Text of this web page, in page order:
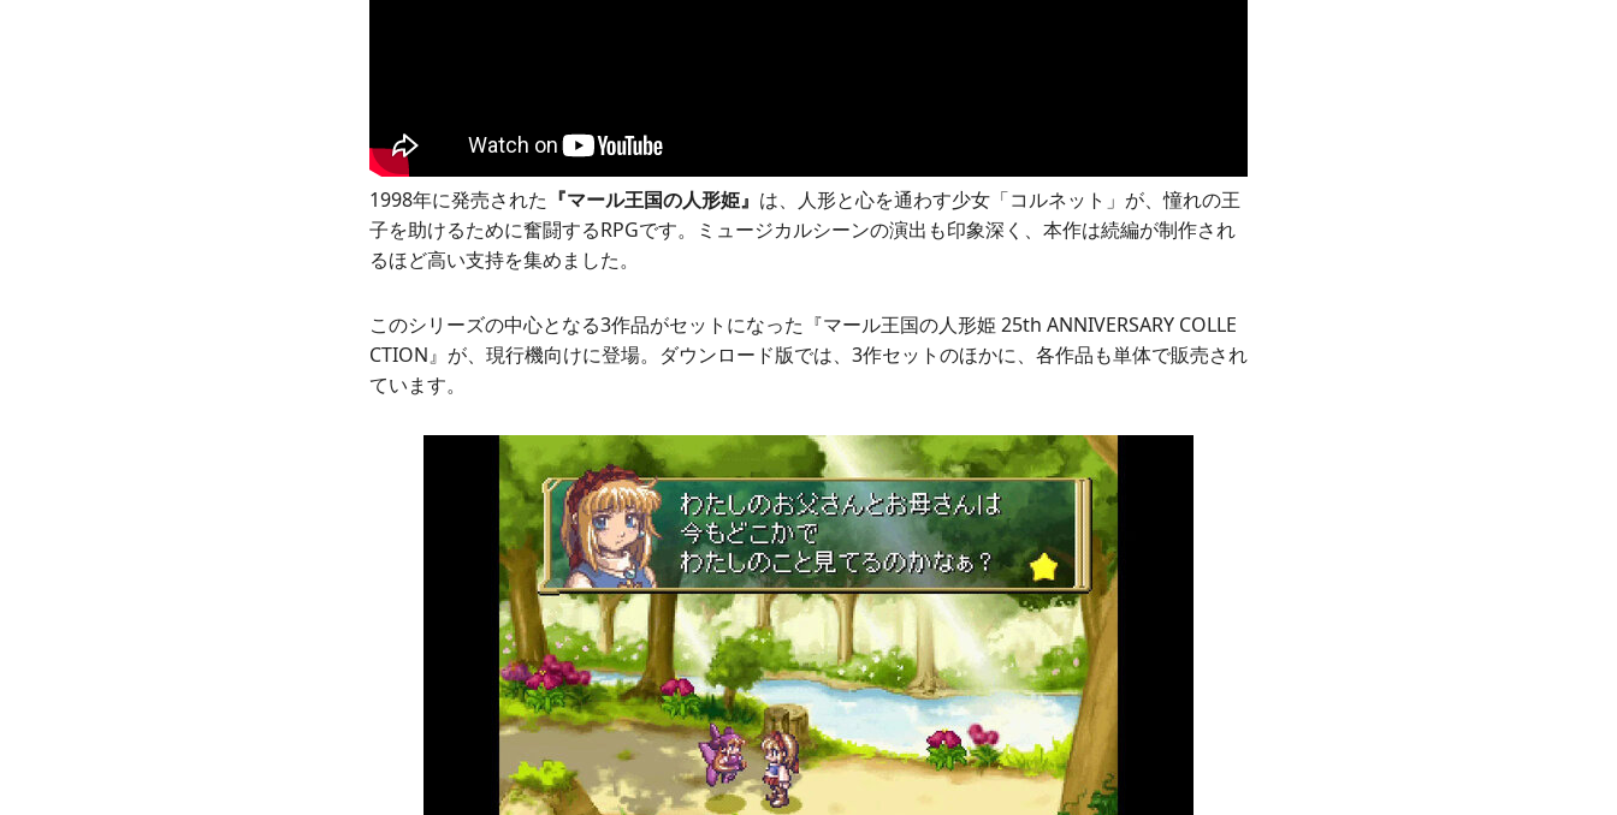
1998年に発売された 『マール王国の人形姫』 は、人形と心を通わす少女「コルネット」が、憧れの王
子を助けるために奮闘するRPGです。ミュージカルシーンの演出も印象深く、本作は続編が制作され
るほど高い支持を集めました。
このシリーズの中心となる3作品がセットになった『マール王国の人形姫 25th ANNIVERSARY COLLE
CTION』が、現行機向けに登場。ダウンロード版では、3作セットのほかに、各作品も単体で販売され
ています。